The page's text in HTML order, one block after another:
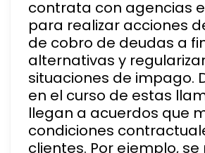
contrata con agencias
para realizar acciones
de cobro de deudas a
alternativas y
situaciones de impago.
en el curso de estas
llegan a acuerdos que
condiciones
clientes. Por ejemplo,